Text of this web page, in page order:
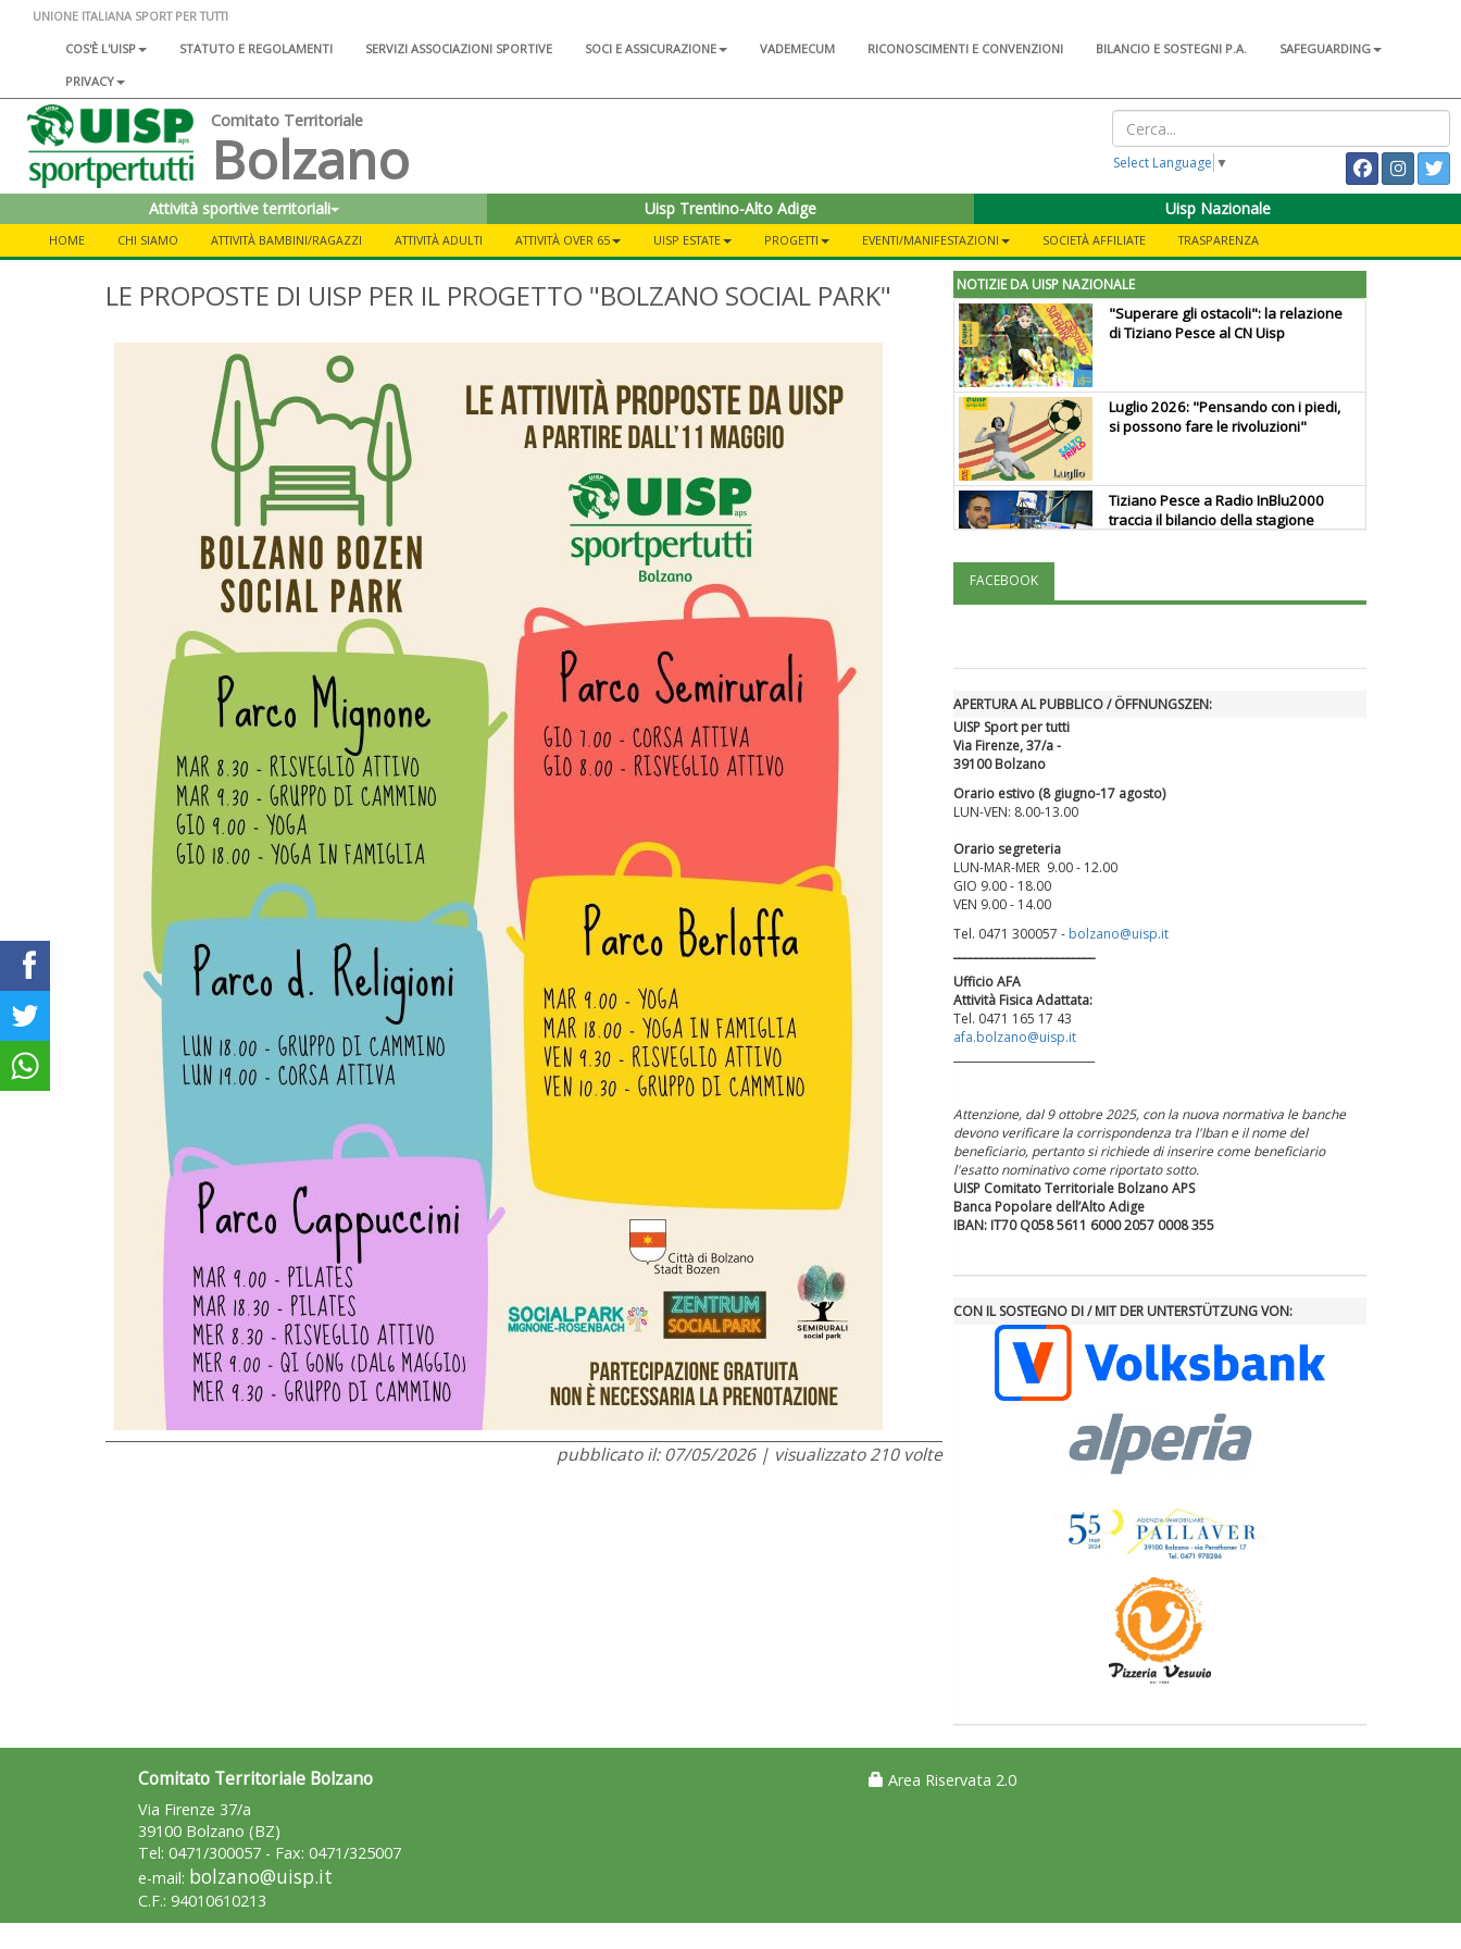
UNIONE ITALIANA SPORT PER TUTTI
COS'È L'UISP
STATUTO E REGOLAMENTI SERVIZI ASSOCIAZIONI SPORTIVE SOCI E ASSICURAZIONE VADEMECUM RICONOSCIMENTI E CONVENZIONI BILANCIO E SOSTEGNI P.A.
SAFEGUARDING
PRIVACY
Comitato Territoriale
Bolzano Select Language ▼
Attività sportive territoriali Uisp Trentino-Alto Adige Uisp Nazionale
HOME CHI SIAMO ATTIVITÀ BAMBINI/RAGAZZI ATTIVITÀ ADULTI ATTIVITÀ OVER 65 UISP ESTATE PROGETTI EVENTI/MANIFESTAZIONI SOCIETÀ AFFILIATE TRASPARENZA
LE PROPOSTE DI UISP PER IL PROGETTO "BOLZANO SOCIAL PARK"
pubblicato il: 07/05/2026 | visualizzato 210 volte
NOTIZIE DA UISP NAZIONALE
"Superare gli ostacoli": la relazione
di Tiziano Pesce al CN Uisp
Luglio 2026: "Pensando con i piedi,
si possono fare le rivoluzioni"
Tiziano Pesce a Radio InBlu2000
traccia il bilancio della stagione
prosegue anche in estate
Fondazione Terzjus: prima riunione
FACEBOOK
APERTURA AL PUBBLICO / ÖFFNUNGSZEN:
UISP Sport per tutti
Via Firenze, 37/a -
39100 Bolzano
Orario estivo (8 giugno-17 agosto)
LUN-VEN: 8.00-13.00
Orario segreteria
LUN-MAR-MER 9.00 - 12.00
GIO 9.00 - 18.00
VEN 9.00 - 14.00
Tel. 0471 300057 - bolzano@uisp.it
Ufficio AFA
Attività Fisica Adattata:
Tel. 0471 165 17 43
afa.bolzano@uisp.it
Attenzione, dal 9 ottobre 2025, con la nuova normativa le banche
devono verificare la corrispondenza tra l'Iban e il nome del
beneficiario, pertanto si richiede di inserire come beneficiario
l'esatto nominativo come riportato sotto.
UISP Comitato Territoriale Bolzano APS
Banca Popolare dell’Alto Adige
IBAN: IT70 Q058 5611 6000 2057 0008 355
CON IL SOSTEGNO DI / MIT DER UNTERSTÜTZUNG VON:
Comitato Territoriale Bolzano
Via Firenze 37/a
39100 Bolzano (BZ)
Tel: 0471/300057 - Fax: 0471/325007
e-mail: bolzano@uisp.it
C.F.: 94010610213
Area Riservata 2.0